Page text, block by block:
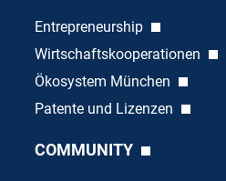
Entrepreneurship
Wirtschaftskooperationen
Ökosystem München
Patente und Lizenzen
COMMUNITY